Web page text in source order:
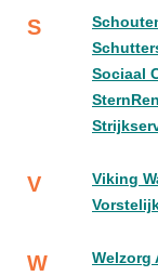
S
Sociaal
V
Viking
W Welzorg